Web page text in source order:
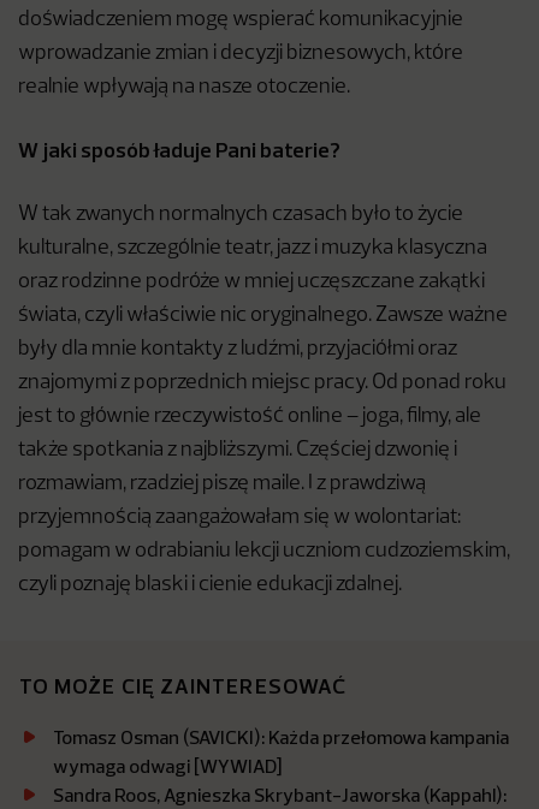
doświadczeniem mogę wspierać komunikacyjnie
wprowadzanie zmian i decyzji biznesowych, które
realnie wpływają na nasze otoczenie.
W jaki sposób ładuje Pani baterie?
W tak zwanych normalnych czasach było to życie
kulturalne, szczególnie teatr, jazz i muzyka klasyczna
oraz rodzinne podróże w mniej uczęszczane zakątki
świata, czyli właściwie nic oryginalnego. Zawsze ważne
były dla mnie kontakty z ludźmi, przyjaciółmi oraz
znajomymi z poprzednich miejsc pracy. Od ponad roku
jest to głównie rzeczywistość online – joga, filmy, ale
także spotkania z najbliższymi. Częściej dzwonię i
rozmawiam, rzadziej piszę maile. I z prawdziwą
przyjemnością zaangażowałam się w wolontariat:
pomagam w odrabianiu lekcji uczniom cudzoziemskim,
czyli poznaję blaski i cienie edukacji zdalnej.
TO MOŻE CIĘ ZAINTERESOWAĆ
Tomasz Osman (SAVICKI): Każda przełomowa kampania
wymaga odwagi [WYWIAD]
Sandra Roos, Agnieszka Skrybant-Jaworska (Kappahl):